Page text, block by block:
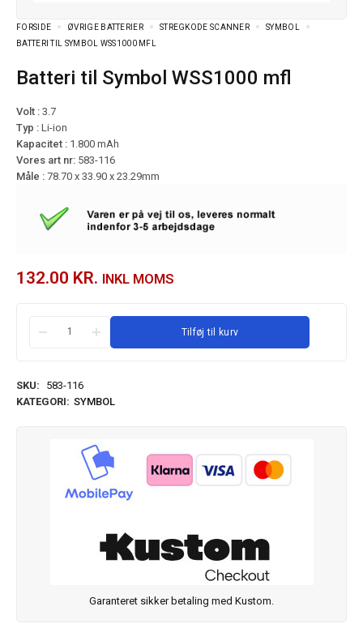
FORSIDE ØVRIGE BATTERIER STREGKODE SCANNER
SYMBOL
BATTERI TIL SYMBOL WSS1000 MFL
Batteri til Symbol WSS1000 mfl
Volt : 3.7
Typ : Li-ion
Kapacitet : 1.800 mAh
Vores art nr: 583-116
Måle : 78.70 x 33.90 x 23.29mm
132.00 KR. INKL MOMS
Tilføj til kurv
SKU:
583-116
KATEGORI: SYMBOL
Garanteret sikker betaling med Kustom.